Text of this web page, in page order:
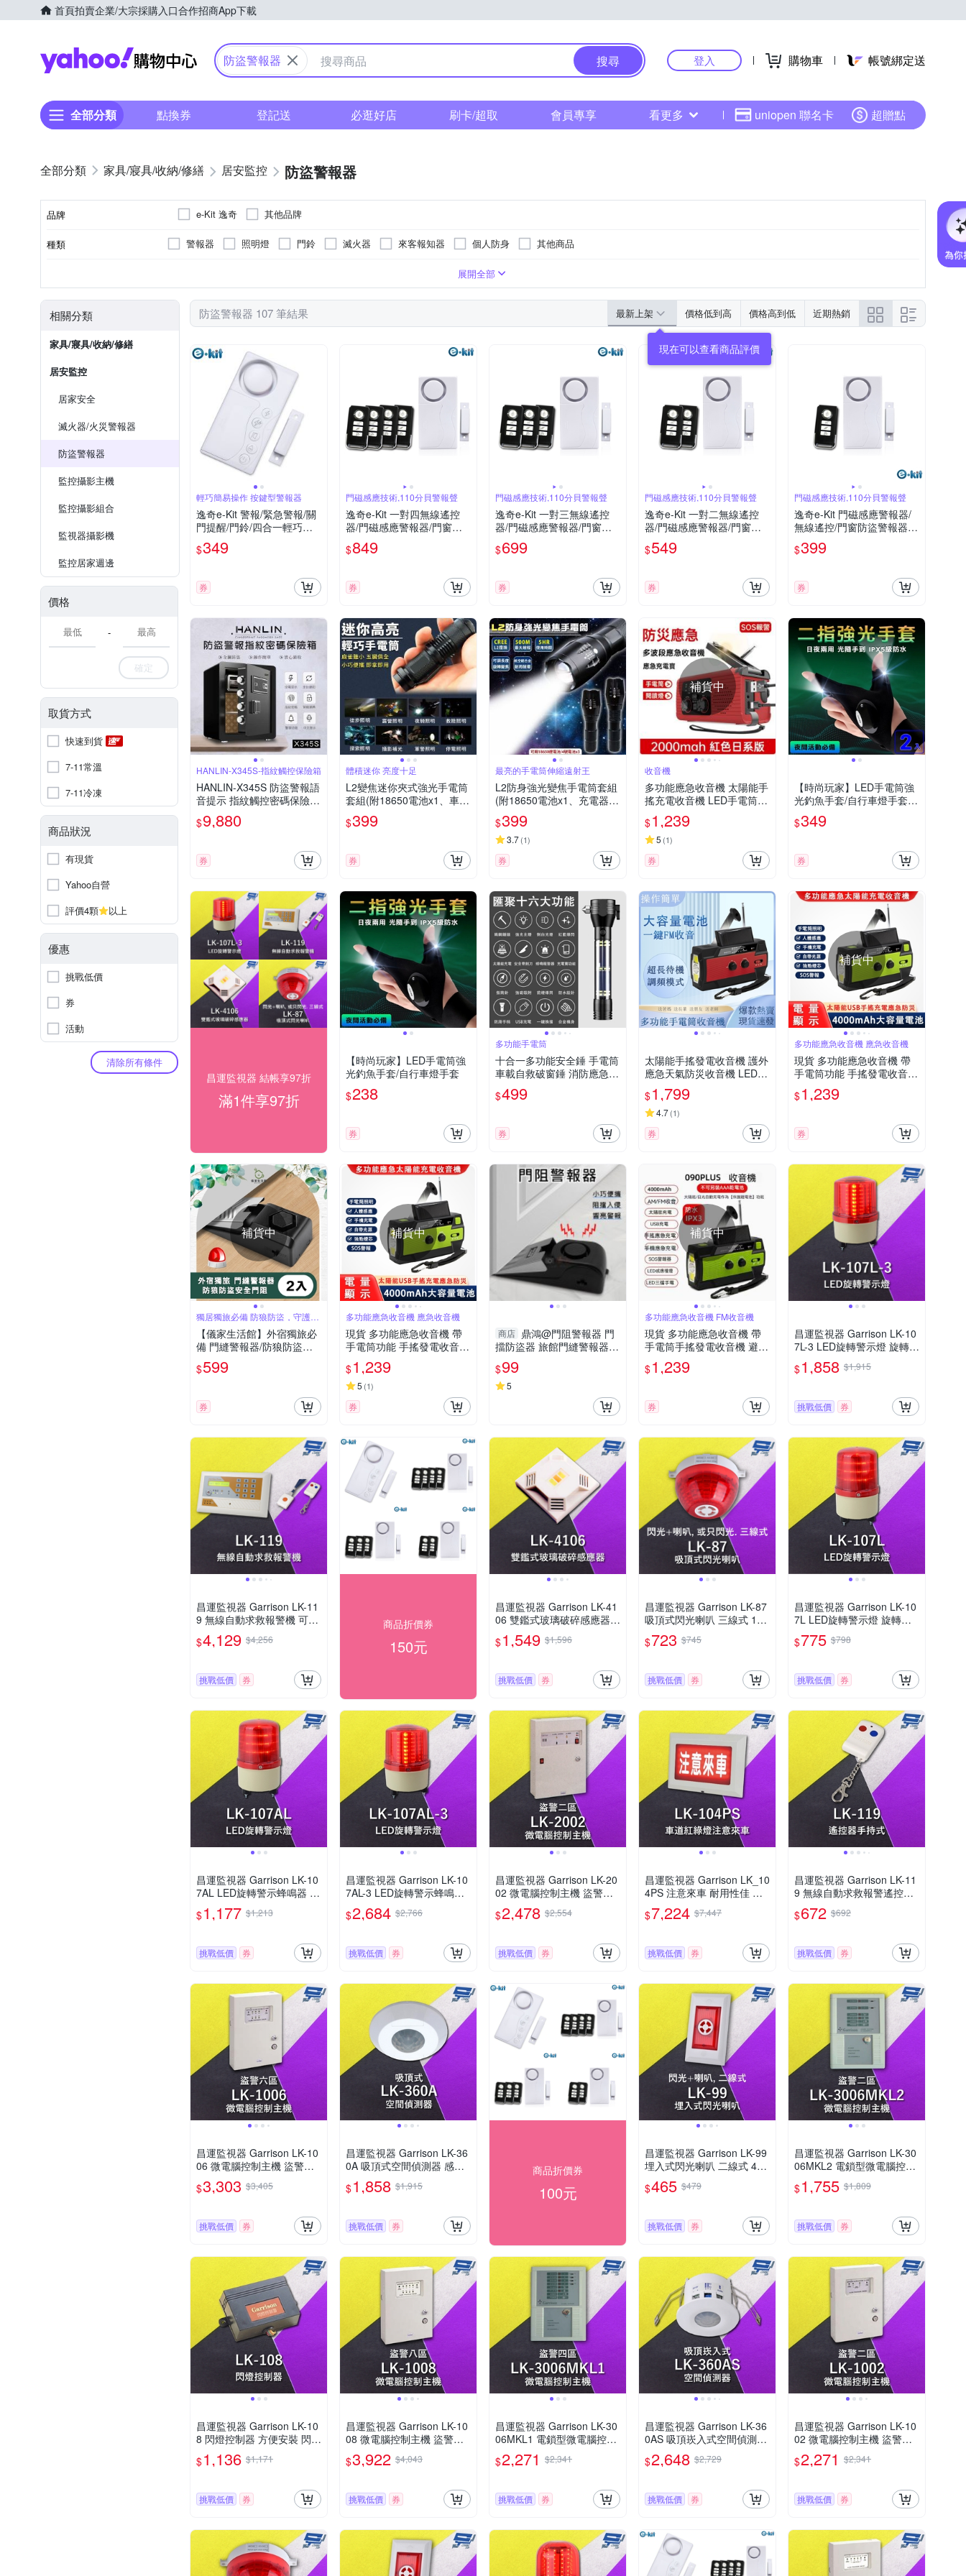
首頁拍賣企業/大宗採購入口合作招商App下載
Yahoo購物中心
防盜警報器 搜尋 登入 購物車 帳號綁定送
全部分類 點換券 登記送 必逛好店 刷卡/超取 會員專享 看更多 uniopen 聯名卡 超贈點
家具/寢具/收納/修繕 居安監控 防盜警報器
品牌 e-Kit 逸奇 其他品牌
種類 警報器 照明燈 門鈴 滅火器 來客報知器 個人防身 其他商品
閃爍 無分段
展開全部
相關分類
家具/寢具/收納/修繕
居安監控
居家安全
滅火器/火災警報器
防盜警報器
監控攝影主機
監控攝影組合
監視器攝影機
監控居家週邊
價格
-
確定
取貨方式
快速到貨
7-11常溫
7-11冷凍
商品狀況
有現貨
Yahoo自營
評價4顆
以上
優惠
挑戰低價
券
活動
清除所有條件
防盜警報器 107 筆結果 最新上架 價格低到高 價格高到低 近期熱銷
輕巧簡易操作 按鍵型警報器
逸奇e-Kit 警報/緊急警報/關
門提醒/門鈴/四合一輕巧簡
易型按鍵式門磁安全警報器
ES-32N
$349
券
門磁感應技術,110分貝警報聲
逸奇e-Kit 一對四無線遙控
器/門磁感應警報器/門窗防
盜警報器/緊急警報聲/迎賓
叮噹門鈴 ES-33D
$849
券
門磁感應技術,110分貝警報聲
逸奇e-Kit 一對三無線遙控
器/門磁感應警報器/門窗防
盜警報器/緊急警報聲/迎賓
叮噹門鈴 ES-33C
$699
券
門磁感應技術,110分貝警報聲
逸奇e-Kit 一對二無線遙控
器/門磁感應警報器/門窗防
盜警報器/緊急警報聲/迎賓
叮噹門鈴 ES-33B
$549
券
門磁感應技術,110分貝警報聲
逸奇e-Kit 門磁感應警報器/
無線遙控/門窗防盜警報器/
緊急警報聲/迎賓叮噹門鈴 E
S-33A
$399
券
HANLIN-X345S-指紋觸控保險箱
HANLIN-X345S 防盜警報語
音提示 指紋觸控密碼保險箱
(全鋼材約14公斤) 存錢筒 保
險櫃 存錢櫃 指紋鎖 金庫 財
$9,880
券
體積迷你 亮度十足
L2變焦迷你夾式強光手電筒
套組(附18650電池x1、車夾
x1、充電器x1)
$399
券
最亮的手電筒伸縮遠射王
L2防身強光變焦手電筒套組
(附18650電池x1、充電器x
1、4號電池座x1、車夾x1)
$399
3.7(1)
券
補貨中
收音機
多功能應急收音機 太陽能手
搖充電收音機 LED手電筒
閱讀燈 SOS警報
$1,239
5 (1)
券
【時尚玩家】LED手電筒強
光釣魚手套/自行車燈手套(2
入)
$349
券
昌運監視器 結帳享97折
滿1件享97折
【時尚玩家】LED手電筒強
光釣魚手套/自行車燈手套
$238
券
多功能手電筒
十合一多功能安全錘 手電筒
車載自救破窗錘 消防應急手
電 戶外強光手電筒鋁合金手
電筒
$499
券
太陽能手搖發電收音機 護外
應急天氣防災收音機 LED強
光手電筒 手搖照明燈
$1,799
4.7(1)
券
補貨中
多功能應急收音機 應急收音機
現貨 多功能應急收音機 帶
手電筒功能 手搖發電收音機
太陽能收音機 應急收音機
$1,239
券
補貨中
獨居獨旅必備 防狼防盜，守護你
的居住安全
【儀家生活館】外宿獨旅必
備 門縫警報器/防狼防盜安
全門阻 2入
$599
券
補貨中
多功能應急收音機 應急收音機
現貨 多功能應急收音機 帶
手電筒功能 手搖發電收音機
太陽能收音機 應急收音機
$1,239
5 (1)
券
商店 鼎鴻@門阻警報器 門
擋防盜器 旅館門縫警報器
防入侵 旅行防盜門擋 居家
安全 壓力感應警報器
$99
5
補貨中
多功能應急收音機 FM收音機
現貨 多功能應急收音機 帶
手電筒手搖發電收音機 避難
收音機 FM收音機 應急救災
防災收音機
$1,239
券
昌運監視器 Garrison LK-10
7L-3 LED旋轉警示燈 旋轉燈
警示閃光
$1,858 $1,915
挑戰低價 券
昌運監視器 Garrison LK-11
9 無線自動求救報警機 可匹
配15支遙控器 可存8組電話
號碼
$4,129 $4,256
挑戰低價 券
商品折價券
150元
昌運監視器 Garrison LK-41
06 雙鑑式玻璃破碎感應器
防拆保護 獨立音頻
$1,549 $1,596
挑戰低價 券
昌運監視器 Garrison LK-87
吸頂式閃光喇叭 三線式 12
只強光LED 逆接保護
$723 $745
挑戰低價 券
昌運監視器 Garrison LK-10
7L LED旋轉警示燈 旋轉燈
警示閃光
$775 $798
挑戰低價 券
昌運監視器 Garrison LK-10
7AL LED旋轉警示蜂鳴器 旋
轉燈 警示閃光 內含聲音蜂
鳴器
$1,177 $1,213
挑戰低價 券
昌運監視器 Garrison LK-10
7AL-3 LED旋轉警示蜂鳴器
旋轉燈 警示閃光 內含聲音
蜂鳴器
$2,684 $2,766
挑戰低價 券
昌運監視器 Garrison LK-20
02 微電腦控制主機 盜警二
區 快速偵測及終端電阻防破
壞設計
$2,478 $2,554
挑戰低價 券
昌運監視器 Garrison LK_10
4PS 注意來車 耐用性佳 抗
腐蝕能力 閃爍警報
$7,224 $7,447
挑戰低價 券
昌運監視器 Garrison LK-11
9 無線自動求救報警遙控器
手持式
$672 $692
挑戰低價 券
昌運監視器 Garrison LK-10
06 微電腦控制主機 盜警六
區 快速偵測及終端電阻防破
壞設計
$3,303 $3,405
挑戰低價 券
昌運監視器 Garrison LK-36
0A 吸頂式空間偵測器 感應
直徑最遠11m
$1,858 $1,915
挑戰低價 券
商品折價券
100元
昌運監視器 Garrison LK-99
埋入式閃光喇叭 二線式 4只
強光LED 逆接保護
$465 $479
挑戰低價 券
昌運監視器 Garrison LK-30
06MKL2 電鎖型微電腦控制
主機 二區盜警 內藏喇叭
$1,755 $1,809
挑戰低價 券
昌運監視器 Garrison LK-10
8 閃燈控制器 方便安裝 閃燈
頻率1~1.5Hz
$1,136 $1,171
挑戰低價 券
昌運監視器 Garrison LK-10
08 微電腦控制主機 盜警八
區 快速偵測及終端電阻防破
壞設計
$3,922 $4,043
挑戰低價 券
昌運監視器 Garrison LK-30
06MKL1 電鎖型微電腦控制
主機 四區盜警 內藏喇叭
$2,271 $2,341
挑戰低價 券
昌運監視器 Garrison LK-36
0AS 吸頂崁入式空間偵測器
360°偵測角度 雙元件PIR偵
測
$2,648 $2,729
挑戰低價 券
昌運監視器 Garrison LK-10
02 微電腦控制主機 盜警二
區 快速偵測及終端電阻防破
壞設計
$2,271 $2,341
挑戰低價 券